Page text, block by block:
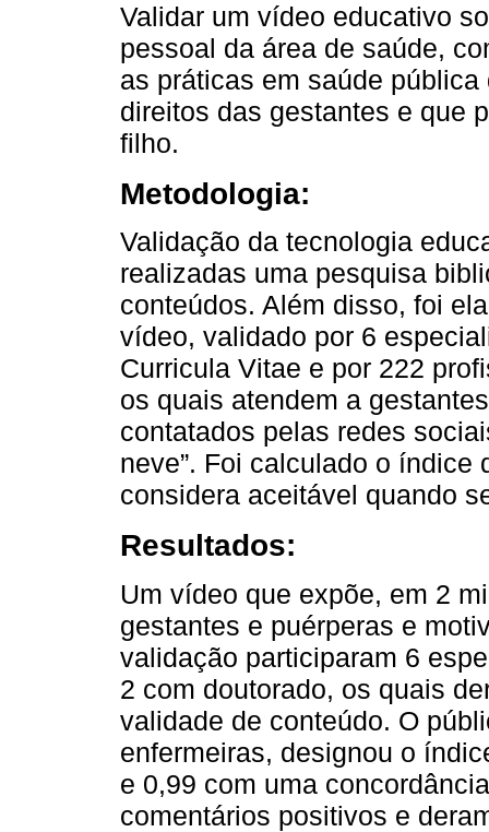
Validar um vídeo educativo
pessoal da área de saúde,
as práticas em saúde
direitos das gestantes e que
filho.
Metodologia:
Validação da tecnologia
realizadas uma pesquisa
conteúdos. Além disso, foi
vídeo, validado por 6
Curricula Vitae e por 222
os quais atendem a
contatados pelas redes
neve”. Foi calculado o
considera aceitável quando
Resultados:
Um vídeo que expõe, em 2
gestantes e puérperas e
validação participaram 6
2 com doutorado, os quais
validade de conteúdo. O
enfermeiras, designou o
e 0,99 com uma
comentários positivos e